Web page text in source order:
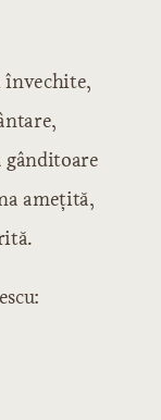
învechite,
gânditoare
ameţită,